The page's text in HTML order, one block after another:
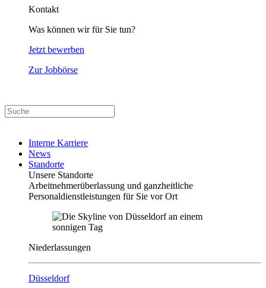
Kontakt
Was können wir für Sie tun?
Jetzt bewerben
Zur Jobbörse
Interne Karriere
News
Standorte
Unsere Standorte
Arbeitnehmerüberlassung und ganzheitliche
Personaldienstleistungen für Sie vor Ort
Niederlassungen
Düsseldorf